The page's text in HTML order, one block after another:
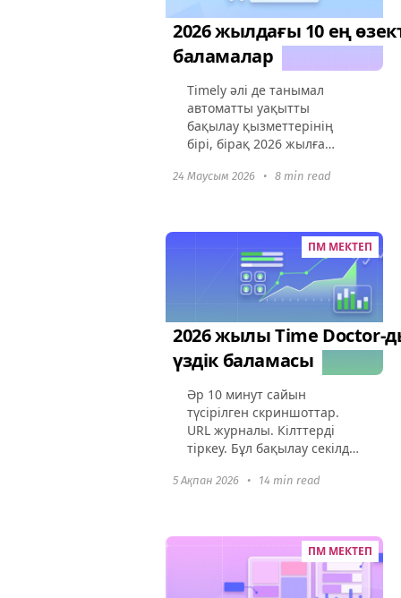
2026 жылдағы 10 ең
баламалар
Timely әлі де танымал
автоматты уақытты
бақылау қызметтерінің
бірі, бірақ 2026 жылға
онжылдықтарда әлдеқайда
толығады. Көптеген
пайдаланушылар...
24 Маусым 2026 • 8 min read
ПМ МЕКТЕП
2026 жылы Time Doctor-
үздік баламасы
Әр 10 минут сайын
түсірілген скриншоттар.
URL журналы. Кілттерді
тіркеу. Бұл бақылау секілді,
Time Doctor өнімділік
трекерлерінің бірі...
5 Ақпан 2026 • 14 min read
ПМ МЕКТЕП